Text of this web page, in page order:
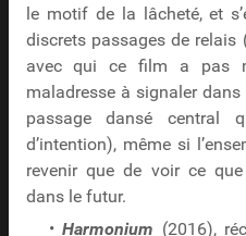
le motif de la lâcheté, et
discrets passages de relais
avec qui ce film a pas
maladresse à signaler
passage dansé
d’intention), même si
revenir que de voir ce
dans le futur.
•Harmonium (2016),